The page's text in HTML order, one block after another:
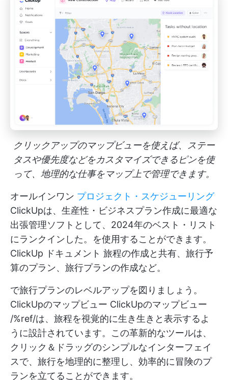
クリックアップのマップビューを使えば、ステー
タスや優先度などをカスタマイズできるピンを使
って、地理的な仕事をマップ上で管理できます。
オールインワン プロジェクト・スケジューリング
ClickUpは、生産性・ビジネスプラン作成に最適な
出張管理ソフトとして、2024年のベスト・リスト
にランクインした。を使用することができます。
ClickUp ドキュメント 旅程の作成と共有、旅行予
算のプラン、旅行プランの作成など。
で旅行プランのレベルアップを図りましょう。
ClickUpのマップビュー ClickUpのマップビュー
/%ref/は、旅程を視覚的に生き生きと表示するよ
うに設計されています。この革新的なツールは、
クリック＆ドラッグのシンプルなインターフェイ
スで、旅行を地理的に整理し、効率的に冒険のプ
ランを立てることができます。